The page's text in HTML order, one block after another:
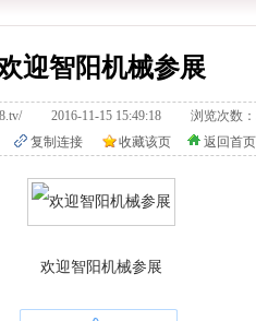
迎智阳机械参展
2016-11-15 15:49:18 浏览次数：
复制连接 收藏该页 返回首页
欢迎智阳机械参展